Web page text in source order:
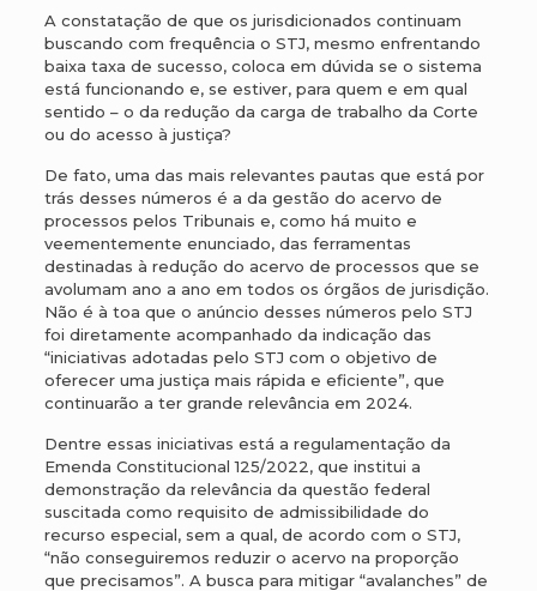
A constatação de que os jurisdicionados continuam
buscando com frequência o STJ, mesmo enfrentando
baixa taxa de sucesso, coloca em dúvida se o sistema
está funcionando e, se estiver, para quem e em qual
sentido – o da redução da carga de trabalho da Corte
ou do acesso à justiça?
De fato, uma das mais relevantes pautas que está por
trás desses números é a da gestão do acervo de
processos pelos Tribunais e, como há muito e
veementemente enunciado, das ferramentas
destinadas à redução do acervo de processos que se
avolumam ano a ano em todos os órgãos de jurisdição.
Não é à toa que o anúncio desses números pelo STJ
foi diretamente acompanhado da indicação das
“iniciativas adotadas pelo STJ com o objetivo de
oferecer uma justiça mais rápida e eficiente”, que
continuarão a ter grande relevância em 2024.
Dentre essas iniciativas está a regulamentação da
Emenda Constitucional 125/2022, que institui a
demonstração da relevância da questão federal
suscitada como requisito de admissibilidade do
recurso especial, sem a qual, de acordo com o STJ,
“não conseguiremos reduzir o acervo na proporção
que precisamos”. A busca para mitigar “avalanches” de